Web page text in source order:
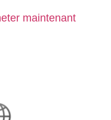
maintenant